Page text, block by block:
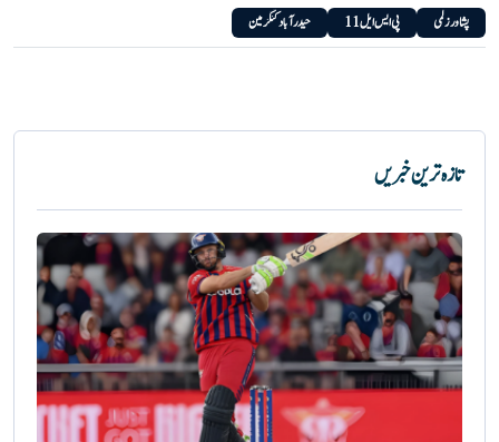
پشاور زلمی پی ایس ایل 11 حیدر آباد کنگز مین
تازہ ترین خبریں